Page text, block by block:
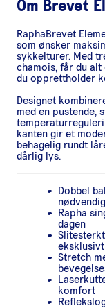
Om Brevet
RaphaBrevet
som ønsker
sykkelturer. Med
chamois, får du
du opprettholder
Designet
med en pustende,
kanten gir et
behagelig rundt
dårlig lys.
Dobbel
Rapha
dagen
Stretch
komfort